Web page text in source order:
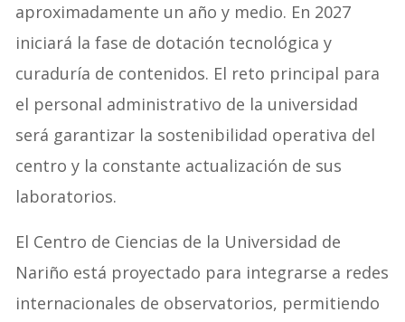
aproximadamente un año y medio. En 2027
iniciará la fase de dotación tecnológica y
curaduría de contenidos. El reto principal para
el personal administrativo de la universidad
será garantizar la sostenibilidad operativa del
centro y la constante actualización de sus
laboratorios.
El Centro de Ciencias de la Universidad de
Nariño está proyectado para integrarse a redes
internacionales de observatorios, permitiendo